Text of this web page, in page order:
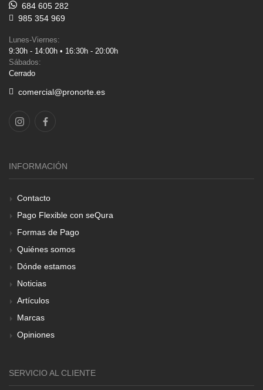
684 605 282
985 354 969
Lunes-Viernes:
9:30h - 14:00h • 16:30h - 20:00h
Sábados:
Cerrado
comercial@pronorte.es
INFORMACIÓN
Contacto
Pago Flexible con seQura
Formas de Pago
Quiénes somos
Dónde estamos
Noticias
Artículos
Marcas
Opiniones
SERVICIO AL CLIENTE